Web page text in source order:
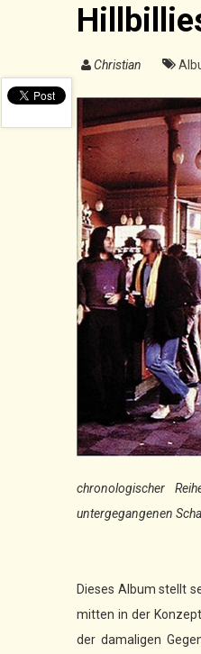
Christian
chronologischer
untergegangenen
Dieses Album stellt
mitten in der
der damaligen